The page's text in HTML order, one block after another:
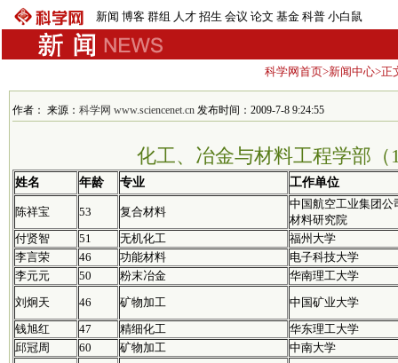
新闻 博客 群组 人才 招生 会议 论文 基金 科普 小白鼠
科学网首页>新闻中心>正
作者： 来源： 科学网 www.sciencenet.cn 发布时间：2009-7-8 9:24:55
化工、冶金与材料工程学部（
姓名 年龄 专业 工作单位
陈祥宝 53 复合材料
中国航空工业集团公
材料研究院
付贤智
51 无机化工
福州大学
李言荣
46 功能材料
电子科技大学
李元元
50 粉末冶金
华南理工大学
刘炯天
46 矿物加工
中国矿业大学
钱旭红
47 精细化工
华东理工大学
邱冠周
60 矿物加工
中南大学